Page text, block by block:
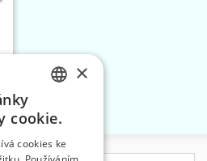
Vložit do košíku
×
cookie.
cookies ke